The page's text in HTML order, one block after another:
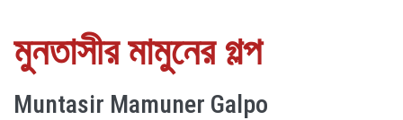
মুনতাসীর মামুনের গল্প
Muntasir Mamuner Galpo